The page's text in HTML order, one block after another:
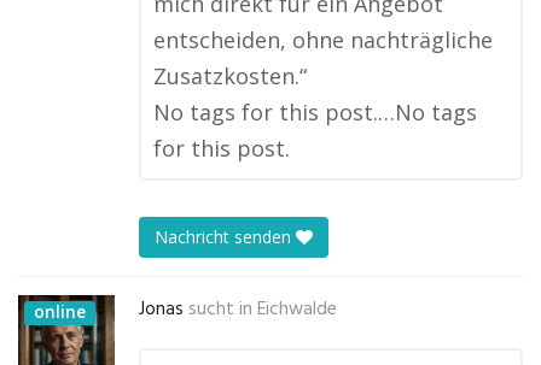
entscheiden, ohne nachträgliche
Zusatzkosten.“
No tags for this post.…No tags
for this post.
Nachricht senden
online Jonas sucht in Eichwalde